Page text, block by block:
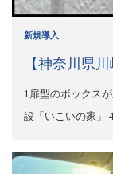
新規導入
【神奈川県
1扉型のボックス
設「いこいの家」